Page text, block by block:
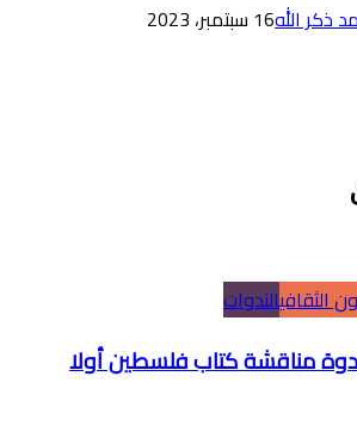
ذكر الله16 سبتمبر، 2023
الثقافيالندوات
مناقشة كتاب فلسطين أولا